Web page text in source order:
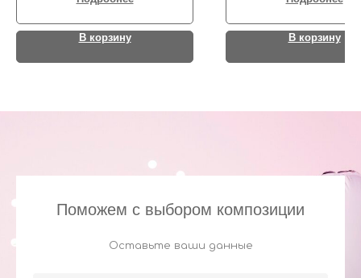
В корзину В корзину
Поможем с выбором композиции
Оставьте ваши данные